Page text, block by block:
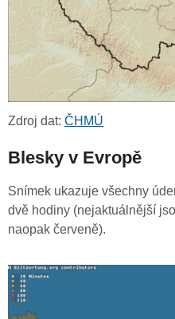
Zdroj dat: ČHMÚ
Blesky v Evropě
Snímek ukazuje všechny
dvě hodiny (nejaktuálnější
naopak červeně).